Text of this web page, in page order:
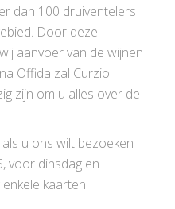
dan 100 druiventelers
Door deze
aanvoer van de wijnen
Offida zal Curzio
zijn om u alles over de
u ons wilt bezoeken
voor dinsdag en
kaarten